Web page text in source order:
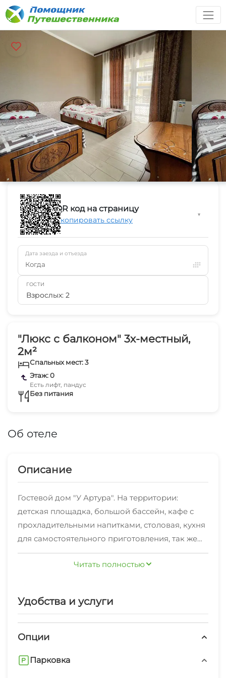
"Люкс с балконом" 3х-местный,
2м²
Спальных мест: 3
Этаж: 0
Есть лифт, пандус
Без питания
Об отеле
Описание
Гостевой дом "У Артура". На территории:
детская площадка, большой бассейн, кафе с
прохладительными напитками, столовая, кухня
для самостоятельного приготовления, так же
можно заказать Джип-Тур. Самые лучшие и
комфортабельные номера для вашего отдыха.
сплит-система, телевизор, WI-FI.
превосходный заход в море) все
главное тихое и уютное место для вашего
Читать полностью
Удобства и услуги
Опции
Парковка
QR код на страницу
Скопировать ссылку
▼
Дата заезда и отъезда
Когда
ГОСТИ
Взрослых: 2